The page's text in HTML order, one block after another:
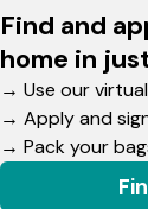
Find and
home in
→ Use our
→ Apply and
→ Pack your